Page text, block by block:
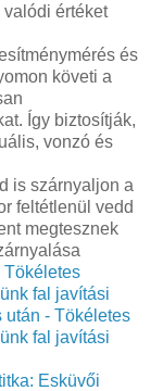
valódi értéket
és
követi a
Így biztosítják,
vonzó és
is szárnyaljon a
feltétlenül vedd
megtesznek
Tökéletes
fal javítási
után - Tökéletes
fal javítási
Esküvői